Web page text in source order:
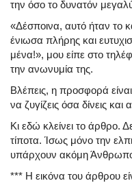
την όσο το δυνατόν
«Δέσποινα, αυτό ήταν το
ένιωσα πλήρης και
μένα!», μου είπε στο
την ανωνυμία της.
Βλέπεις, η προσφορά
να ζυγίζεις όσα δίνεις
Κι εδώ κλείνει το άρθρο.
τίποτα. Ίσως μόνο την
υπάρχουν ακόμη
*** Η εικόνα του άρθρου